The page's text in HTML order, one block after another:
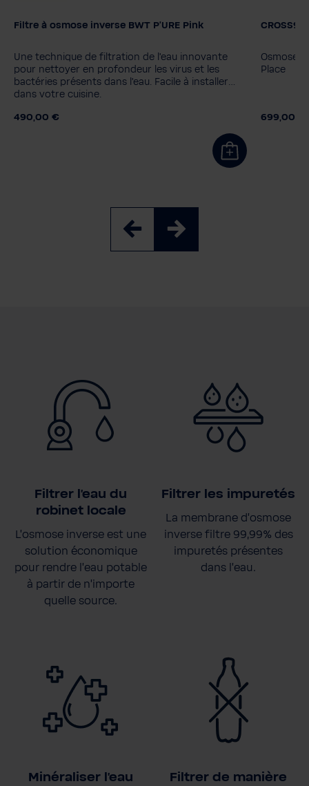
Filtre à osmose inverse BWT P'URE Pink
Une technique de filtration de l'eau innovante
pour nettoyer en profondeur les virus et les
bactéries présents dans l'eau. Facile à installer
dans votre cuisine.
490,00 €
Osmose
Place
699,00 €
Filtrer l'eau du
robinet locale
L'osmose inverse est une
solution économique
pour rendre l'eau potable
à partir de n'importe
quelle source.
Filtrer les impuretés
La membrane d'osmose
inverse filtre 99,99% des
impuretés présentes
dans l'eau.
Minéraliser l'eau
Filtrer de manière